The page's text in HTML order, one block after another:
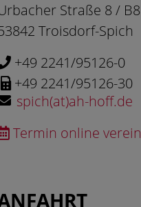
Straße 8 / B8
Troisdorf-Spich
+49 2241/95126-0
+49 2241/95126-30
spich(at)ah-hoff.de
Termin online